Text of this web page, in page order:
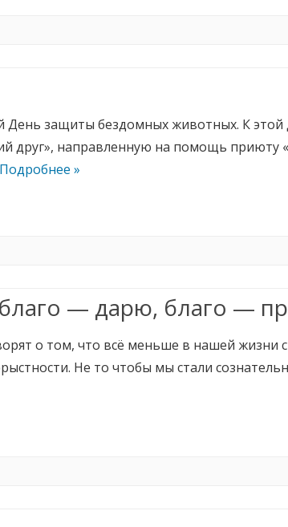
День защиты бездомных животных. К
друг», направленную на помощь приюту
Подробнее »
— дарю, благо —
о том, что всё меньше в нашей жизни
Не то чтобы мы стали